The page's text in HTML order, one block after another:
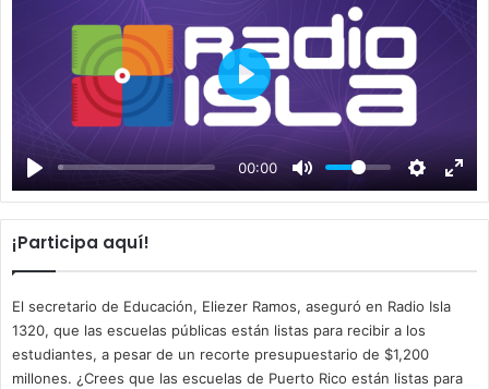
00:00
P
a
y
¡Participa aquí!
El secretario de Educación, Eliezer Ramos, aseguró en Radio Isla
1320, que las escuelas públicas están listas para recibir a los
estudiantes, a pesar de un recorte presupuestario de $1,200
millones. ¿Crees que las escuelas de Puerto Rico están listas para